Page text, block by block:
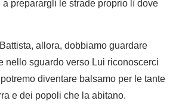
allora, dobbiamo guardare
nello sguardo verso Lui riconoscerci
diventare balsamo per le tante
e dei popoli che la abitano.